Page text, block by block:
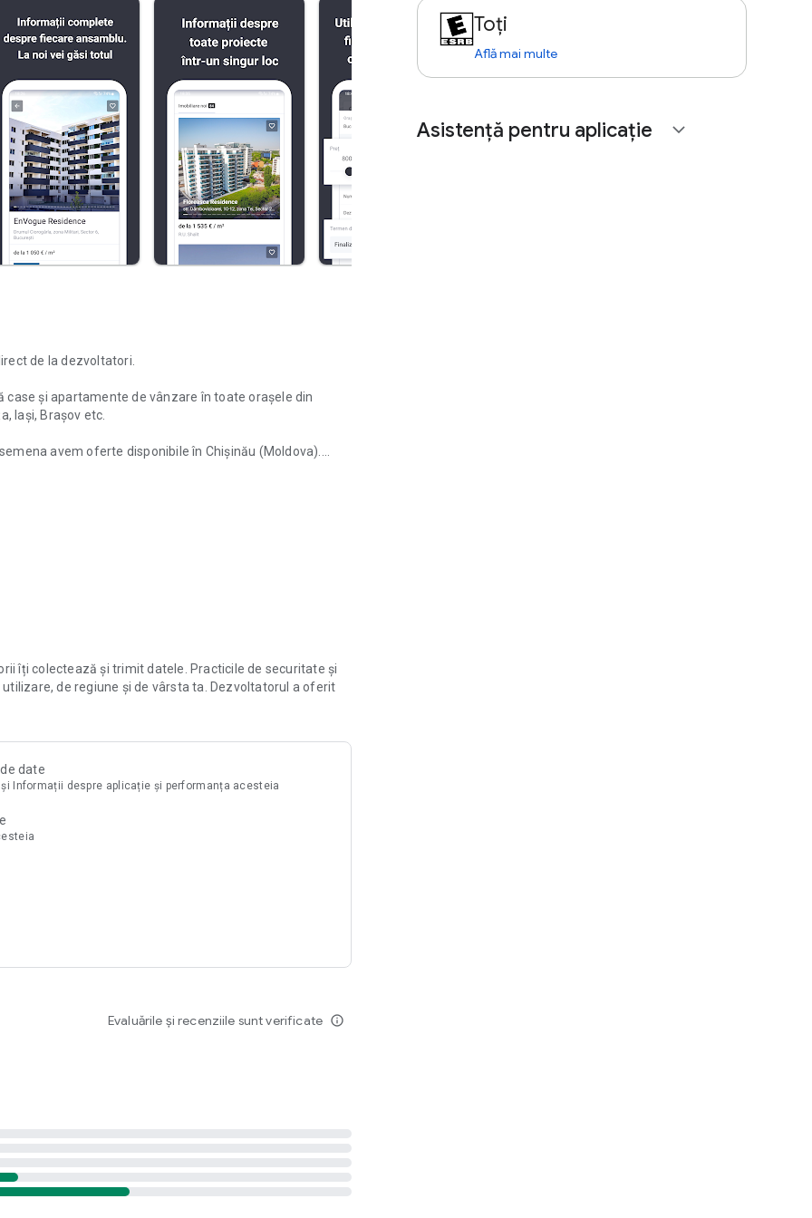
de la dezvoltatori.
case și apartamente de vânzare în toate orașele din
Iași, Brașov etc.
avem oferte disponibile în Chișinău (Moldova).
criteriilor dvs. utilizând numeroasele filtre
și oferte, informații despre dezvoltator imobiliar.
informată.
să nu ratezi apartamentele preferate și casele ieftine.
din România, Republica Moldova și alte țări.
pe Korter.ro.
îți colectează și trimit datele. Practicile de securitate și
de regiune și de vârsta ta. Dezvoltatorul a oferit
date
Informații despre aplicație și performanța acesteia
Evaluările și recenziile sunt verificate info_outline
Toți
Află mai multe
Asistență pentru aplicație expand_more